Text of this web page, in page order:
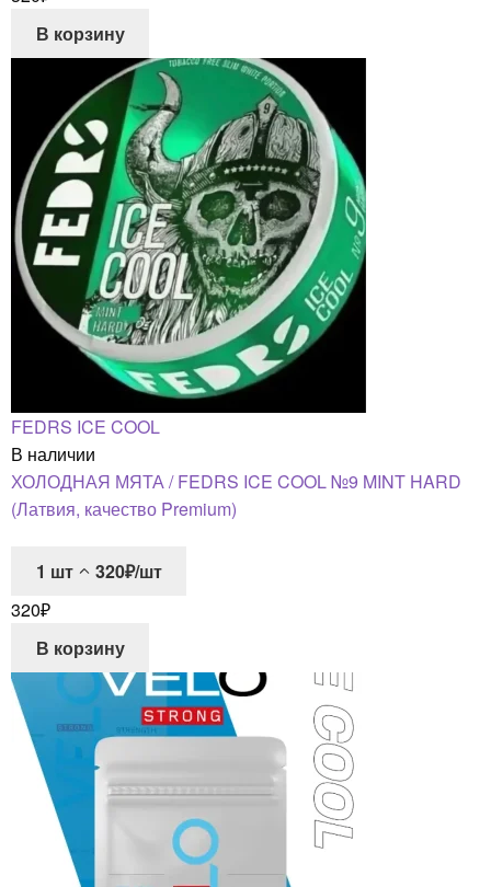
В корзину
FEDRS ICE COOL
В наличии
ХОЛОДНАЯ МЯТА / FEDRS ICE COOL №9 MINT HARD
(Латвия, качество Premium)
1 шт
320₽/шт
320₽
В корзину